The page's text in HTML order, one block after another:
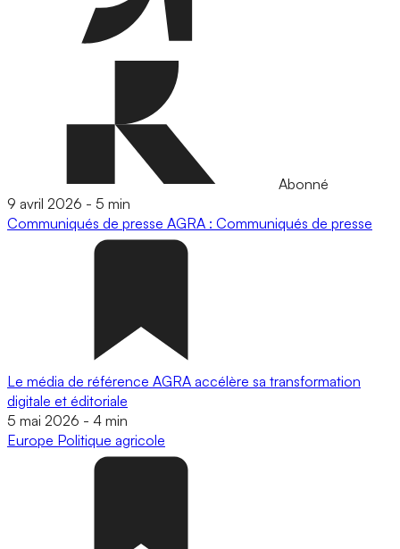
Abonné
9 avril 2026 - 5 min
Communiqués de presse AGRA : Communiqués de presse
Le média de référence AGRA accélère sa transformation
digitale et éditoriale
5 mai 2026 - 4 min
Europe Politique agricole